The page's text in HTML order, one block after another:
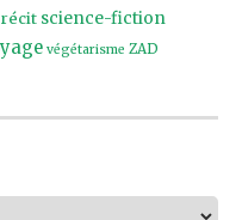
récit science-fiction
végétarisme ZAD